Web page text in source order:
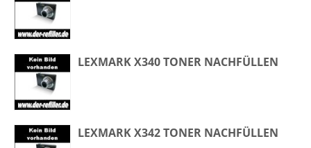
LEXMARK X340 TONER NACHFÜLLEN
LEXMARK X342 TONER NACHFÜLLEN